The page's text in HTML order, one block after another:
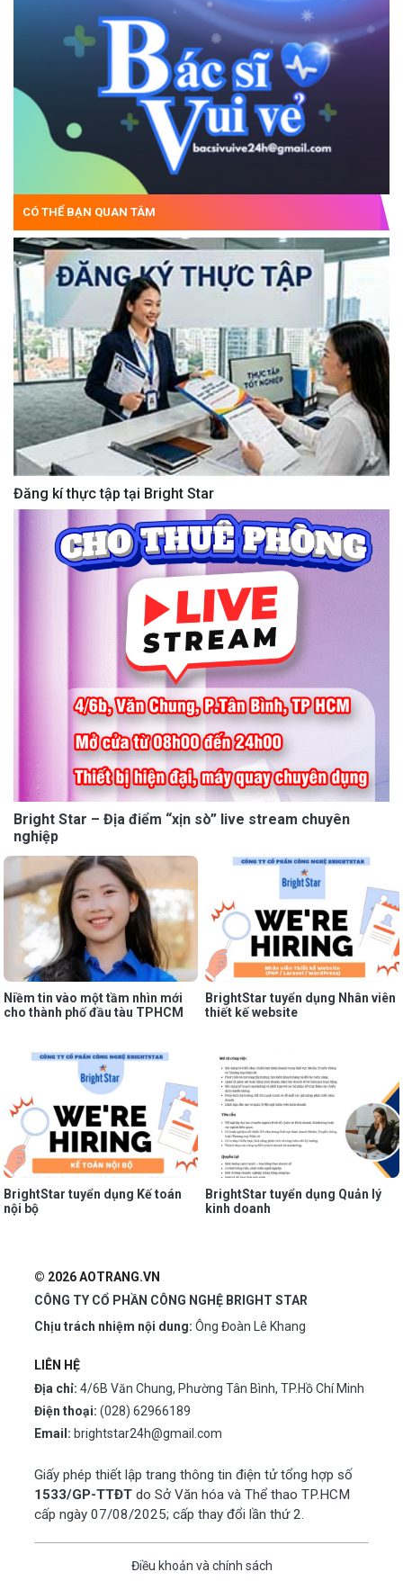
CÓ THỂ BẠN QUAN TÂM
Đăng kí thực tập tại Bright Star
Bright Star – Địa điểm “xịn sò” live stream chuyên
nghiệp
Niềm tin vào một tầm nhìn mới
cho thành phố đầu tàu TPHCM
BrightStar tuyển dụng Nhân viên
thiết kế website
BrightStar tuyển dụng Kế toán
nội bộ
BrightStar tuyển dụng Quản lý
kinh doanh
© 2026 AOTRANG.VN
CÔNG TY CỔ PHẦN CÔNG NGHỆ BRIGHT STAR
Chịu trách nhiệm nội dung: Ông Đoàn Lê Khang
LIÊN HỆ
Địa chỉ: 4/6B Văn Chung, Phường Tân Bình, TP.Hồ Chí Minh
Điện thoại: (028) 62966189
Email: brightstar24h@gmail.com
Giấy phép thiết lập trang thông tin điện tử tổng hợp số
1533/GP-TTĐT do Sở Văn hóa và Thể thao TP.HCM
cấp ngày 07/08/2025; cấp thay đổi lần thứ 2.
Điều khoản và chính sách